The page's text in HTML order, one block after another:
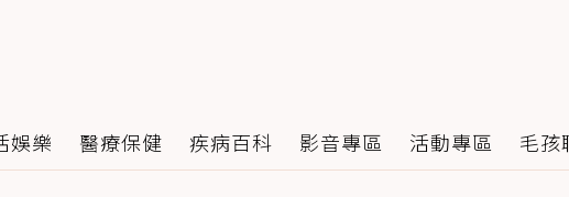
娛樂 醫療保健 疾病百科 影音專區 活動專區 毛孩